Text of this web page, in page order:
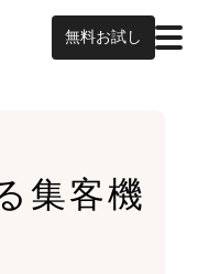
無料お試し
集客機